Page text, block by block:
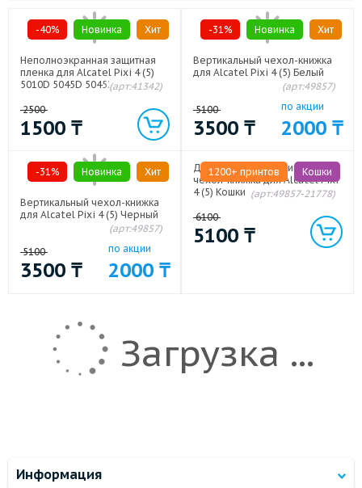
-40% Новинка Хит
Неполноэкранная защитная
пленка для Alcatel Pixi 4 (5)
5010D 5045D 5045X(арт:41342)
2500
1500 ₸
-31% Новинка Хит
Вертикальный чехол-книжка
для Alcatel Pixi 4 (5) Белый
(арт:49857)
5100
3500 ₸
по акции
2000 ₸
-31% Новинка Хит
Вертикальный чехол-книжка
для Alcatel Pixi 4 (5) Черный
(арт:49857)
5100
3500 ₸
по акции
2000 ₸
1200+ принтов Кошки
Дизайнерский вертикальный
чехол-книжка для Alcatel Pixi
4 (5) Кошки (арт:49857-21778)
6100
5100 ₸
Загрузка ...
Информация